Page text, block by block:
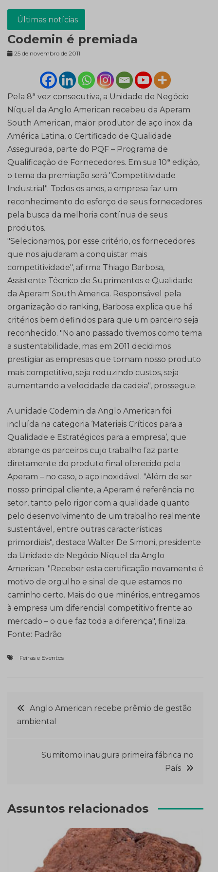
Últimas notícias
Codemin é premiada
25 de novembro de 2011
Pela 8ª vez consecutiva, a Unidade de Negócio
Níquel da Anglo American recebeu da Aperam
South American, maior produtor de aço inox da
América Latina, o Certificado de Qualidade
Assegurada, parte do PQF – Programa de
Qualificação de Fornecedores. Em sua 10ª edição,
o tema da premiação será "Competitividade
Industrial". Todos os anos, a empresa faz um
reconhecimento do esforço de seus fornecedores
pela busca da melhoria contínua de seus
produtos.
"Selecionamos, por esse critério, os fornecedores
que nos ajudaram a conquistar mais
competitividade", afirma Thiago Barbosa,
Assistente Técnico de Suprimentos e Qualidade
da Aperam South America. Responsável pela
organização do ranking, Barbosa explica que há
critérios bem definidos para que um parceiro seja
reconhecido. "No ano passado tivemos como tema
a sustentabilidade, mas em 2011 decidimos
prestigiar as empresas que tornam nosso produto
mais competitivo, seja reduzindo custos, seja
aumentando a velocidade da cadeia", prossegue.
A unidade Codemin da Anglo American foi
incluída na categoria ‘Materiais Críticos para a
Qualidade e Estratégicos para a empresa’, que
abrange os parceiros cujo trabalho faz parte
diretamente do produto final oferecido pela
Aperam – no caso, o aço inoxidável. "Além de ser
nosso principal cliente, a Aperam é referência no
setor, tanto pelo rigor com a qualidade quanto
pelo desenvolvimento de um trabalho realmente
sustentável, entre outras características
primordiais", destaca Walter De Simoni, presidente
da Unidade de Negócio Níquel da Anglo
American. "Receber esta certificação novamente é
motivo de orgulho e sinal de que estamos no
caminho certo. Mais do que minérios, entregamos
à empresa um diferencial competitivo frente ao
mercado – o que faz toda a diferença", finaliza.
Fonte: Padrão
Feiras e Eventos
Navegação
Post
Anglo American recebe prêmio de gestão
ambiental
Sumitomo inaugura primeira fábrica no
País
Assuntos relacionados